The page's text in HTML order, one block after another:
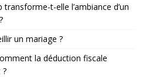
t-elle l’ambiance d’un
un mariage ?
la déduction fiscale